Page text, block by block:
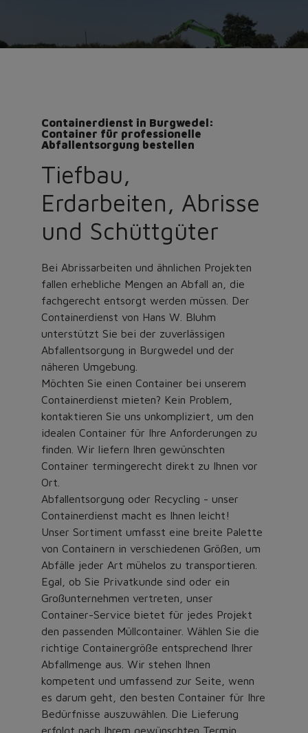
Containerdienst in Burgwedel:
Container für professionelle
Abfallentsorgung bestellen
Tiefbau,
Erdarbeiten, Abrisse
und Schüttgüter
Bei Abrissarbeiten und ähnlichen Projekten
fallen erhebliche Mengen an Abfall an, die
fachgerecht entsorgt werden müssen. Der
Containerdienst von Hans W. Bluhm
unterstützt Sie bei der zuverlässigen
Abfallentsorgung in Burgwedel und der
näheren Umgebung.
Möchten Sie einen Container bei unserem
Containerdienst mieten? Kein Problem,
kontaktieren Sie uns unkompliziert, um den
idealen Container für Ihre Anforderungen zu
finden. Wir liefern Ihren gewünschten
Container termingerecht direkt zu Ihnen vor
Ort.
Abfallentsorgung oder Recycling - unser
Containerdienst macht es Ihnen leicht!
Unser Sortiment umfasst eine breite Palette
von Containern in verschiedenen Größen, um
Abfälle jeder Art mühelos zu transportieren.
Egal, ob Sie Privatkunde sind oder ein
Großunternehmen vertreten, unser
Container-Service bietet für jedes Projekt
den passenden Müllcontainer. Wählen Sie die
richtige Containergröße entsprechend Ihrer
Abfallmenge aus. Wir stehen Ihnen
kompetent und umfassend zur Seite, wenn
es darum geht, den besten Container für Ihre
Bedürfnisse auszuwählen. Die Lieferung
erfolgt nach Ihrem gewünschten Termin.